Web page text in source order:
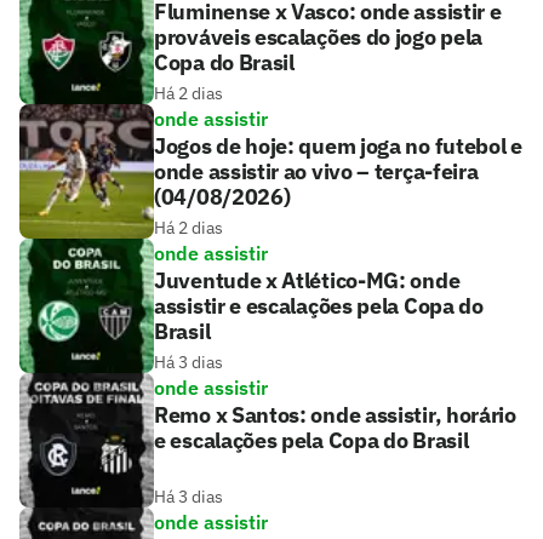
Fluminense x Vasco: onde assistir e
prováveis escalações do jogo pela
Copa do Brasil
Há 2 dias
onde assistir
Jogos de hoje: quem joga no futebol e
onde assistir ao vivo – terça-feira
(04/08/2026)
Há 2 dias
onde assistir
Juventude x Atlético-MG: onde
assistir e escalações pela Copa do
Brasil
Há 3 dias
onde assistir
Remo x Santos: onde assistir, horário
e escalações pela Copa do Brasil
Há 3 dias
onde assistir